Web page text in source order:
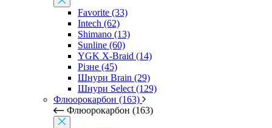
Favorite (33)
Intech (62)
Shimano (13)
Sunline (60)
YGK X-Braid (14)
Різне (45)
Шнури Brain (29)
Шнури Select (129)
Флюорокарбон (163)
Флюорокарбон (163)